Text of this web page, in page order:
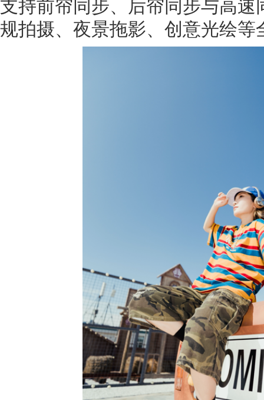
支持前帘同步、后帘同步与高
规拍摄、夜景拖影、创意光绘等